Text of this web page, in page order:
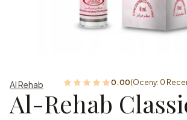
Al Rehab 0.00(Oceny: 0
Al-Rehab